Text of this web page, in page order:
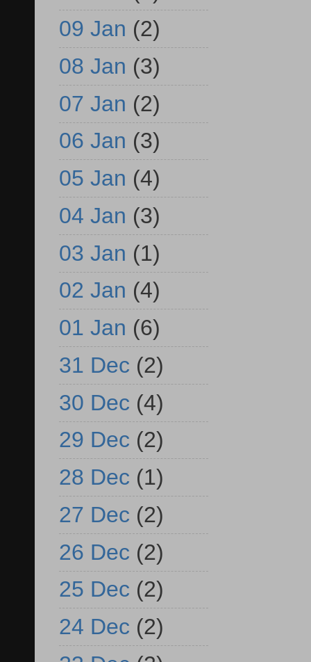
09 Jan (2)
08 Jan (3)
07 Jan (2)
06 Jan (3)
05 Jan (4)
04 Jan (3)
03 Jan (1)
02 Jan (4)
01 Jan (6)
31 Dec (2)
30 Dec (4)
29 Dec (2)
28 Dec (1)
27 Dec (2)
26 Dec (2)
25 Dec (2)
24 Dec (2)